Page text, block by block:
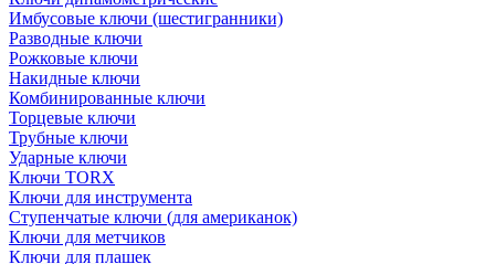
Имбусовые ключи (шестигранники)
Разводные ключи
Рожковые ключи
Накидные ключи
Комбинированные ключи
Торцевые ключи
Трубные ключи
Ударные ключи
Ключи TORX
Ключи для инструмента
Ступенчатые ключи (для американок)
Ключи для метчиков
Ключи для плашек